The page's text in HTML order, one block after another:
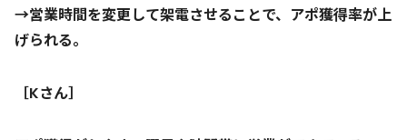
→営業時間を変更して架電させることで、アポ獲得率が上
げられる。
［Kさん］